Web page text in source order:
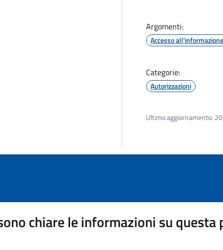
Argomenti:
Accesso all'informazione
Categorie:
Autorizzazioni
Ultimo aggiornamento:
chiare le informazioni su questa